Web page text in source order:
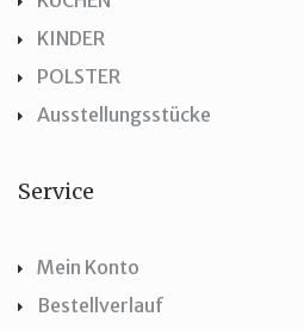
KINDER
POLSTER
Ausstellungsstücke
Service
Mein Konto
Bestellverlauf